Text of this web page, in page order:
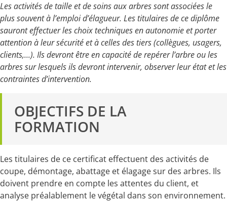
Les activités de taille et de soins aux arbres sont associées le
plus souvent à l’emploi d’élagueur. Les titulaires de ce diplôme
sauront effectuer les choix techniques en autonomie et porter
attention à leur sécurité et à celles des tiers (collègues, usagers,
clients,...). Ils devront être en capacité de repérer l’arbre ou les
arbres sur lesquels ils devront intervenir, observer leur état et les
contraintes d’intervention.
OBJECTIFS DE LA
FORMATION
Les titulaires de ce certificat effectuent des activités de
coupe, démontage, abattage et élagage sur des arbres. Ils
doivent prendre en compte les attentes du client, et
analyse préalablement le végétal dans son environnement.